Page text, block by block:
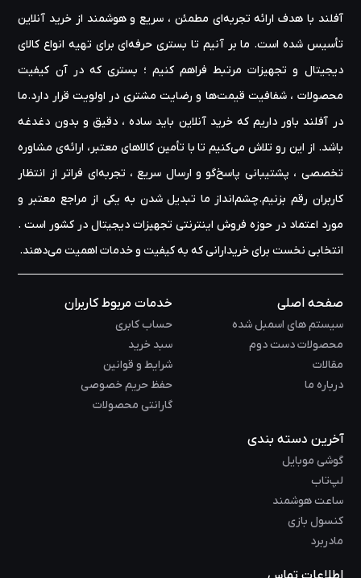
آفلند با هدف ارائه‌ تجربه‌ای مطمئن ، سریع و هوشمند از خرید آنلاین
تأسیس شده است. ما بر آنیم تا بستری حرفه‌ای برای تهیه‌ انواع کالای
دیجیتال و تجهیزات مرتبط فراهم کنیم ؛ بستری که در آن کیفیت
محصولات ، شفافیت قیمت‌ها و رضایت مشتری در اولویت قرار دارد.ما
در آفلند باور داریم که خرید آنلاین باید ساده ، دقیق و بدون دغدغه
باشد. از این رو تلاش می‌کنیم تا با تأمین کالاهای معتبر، ارائه‌ی مشاوره‌
تخصصی ، پشتیبانی پاسخ‌گو و ارسال سریع ، تجربه‌ای فراتر از انتظار
کاربران رقم بزنیم.چشم‌انداز ما تبدیل شدن به یکی از مراجع معتبر و
مورد اعتماد در حوزه‌ فروش اینترنتی تجهیزات دیجیتال در کشور است .
انتخابی نخست برای خریدارانی که به کیفیت و خدمات اهمیت می‌دهند.
صفحه اصلی
سیستم های اسمبل شده
محصولات دست دوم
مقالات
درباره ما
خدمات مربوط کاربران
حساب کابری
سبد خرید
شرایط و قوانین
حفظ حریم خصوصی
گارانتی محصولات
آخرین دسته بندی
گوشی موبایل
لپ‌تاب
ساعت هوشمند
کنسول بازی
مادربرد